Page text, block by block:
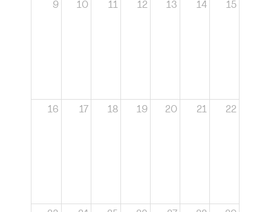
9 10 11 12 13 14 15
16 17 18 19 20 21 22